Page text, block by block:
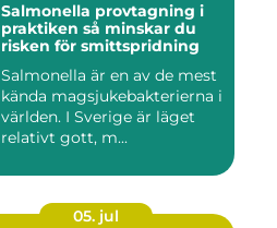
Salmonella provtagning i
praktiken så minskar du
risken för smittspridning
Salmonella är en av de mest
kända magsjukebakterierna i
världen. I Sverige är läget
relativt gott, m...
05. jul